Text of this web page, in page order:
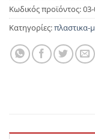
Κωδικός προϊόντος:
Κατηγορίες:πλαστικα-